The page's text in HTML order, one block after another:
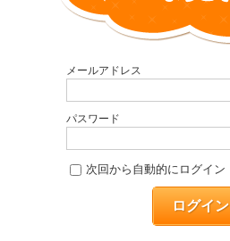
メールアドレス
パスワード
次回から自動的にログイン
ログイン